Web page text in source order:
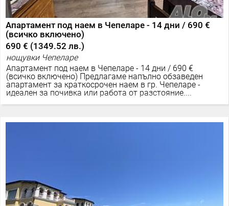
Апартамент под наем в Чепеларе - 14 дни / 690 €
(всичко включено)
690 € (1349.52 лв.)
нощувки Чепеларе
Апартамент под наем в Чепеларе - 14 дни / 690 €
(всичко включено) Предлагаме напълно обзаведен
апартамент за краткосрочен наем в гр. Чепеларе -
идеален за почивка или работа от разстояние....